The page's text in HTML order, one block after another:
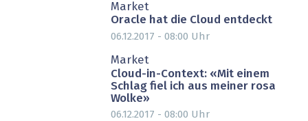
Market
Oracle hat die Cloud entdeckt
06.12.2017 - 08:00 Uhr
Market
Cloud-in-Context: «Mit einem
Schlag fiel ich aus meiner rosa
Wolke»
06.12.2017 - 08:00 Uhr